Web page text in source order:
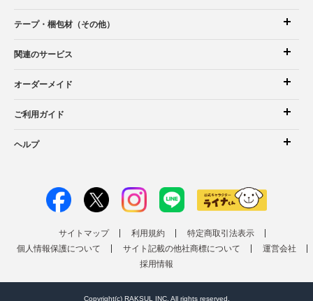
テープ・梱包材（その他）
関連のサービス
オーダーメイド
ご利用ガイド
ヘルプ
サイトマップ 利用規約
特定商取引法表示
個人情報保護について
サイト記載の他社商標について
運営会社
採用情報
Copyright(c) RAKSUL INC. All rights reserved.